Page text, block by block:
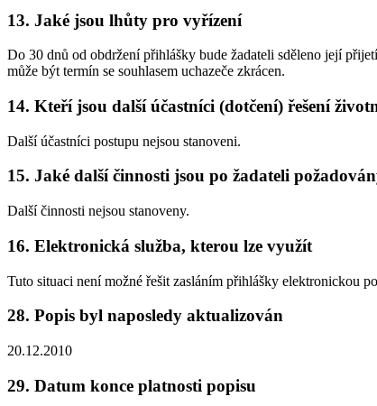
13. Jaké jsou lhůty pro vyřízení
Do 30 dnů od obdržení přihlášky bude žadateli sděleno její
může být termín se souhlasem uchazeče zkrácen.
14. Kteří jsou další účastníci (dotčení) řešení
Další účastníci postupu nejsou stanoveni.
15. Jaké další činnosti jsou po žadateli
Další činnosti nejsou stanoveny.
16. Elektronická služba, kterou lze využít
Tuto situaci není možné řešit zasláním přihlášky elektronickou
28. Popis byl naposledy aktualizován
20.12.2010
29. Datum konce platnosti popisu